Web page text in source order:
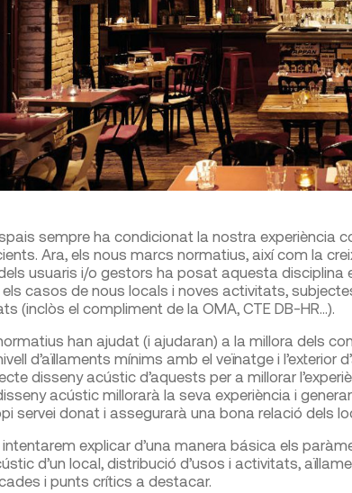
sempre ha condicionat la nostra experiència
Ara, els nous marcs normatius, així com la
usuaris i/o gestors ha posat aquesta disciplina
casos de nous locals i noves activitats,
(inclòs el compliment de la OMA, CTE DB-HR…).
han ajudat (i ajudaran) a la millora dels
d’aïllaments mínims amb el veïnatge i l’exterior
disseny acústic d’aquests per a millorar
acústic millorarà la seva experiència i
servei donat i assegurarà una bona relació dels
explicar d’una manera básica els
d’un local, distribució d’usos i activitats,
i punts crítics a destacar.